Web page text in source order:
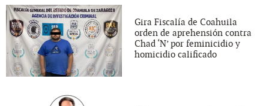
Gira Fiscalía de Coahuila
orden de aprehensión contra
Chad ‘N’ por feminicidio y
homicidio calificado